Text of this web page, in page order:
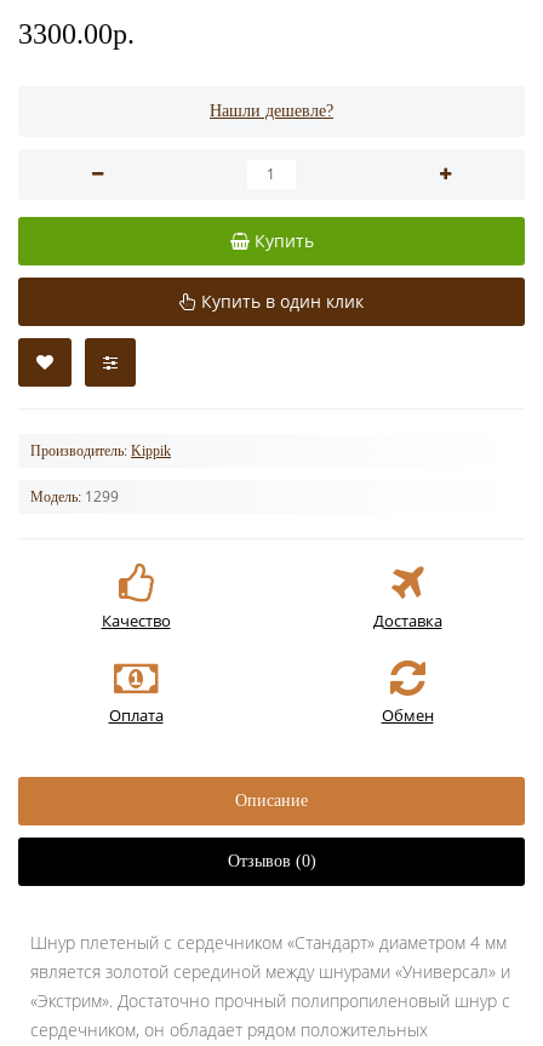
3300.00р.
Нашли дешевле?
Купить
Купить в один клик
Производитель: Kippik
Модель: 1299
Качество Доставка
Оплата Обмен
Описание
Отзывов (0)
Шнур плетеный с сердечником «Стандарт» диаметром 4 мм
является золотой серединой между шнурами «Универсал» и
«Экстрим». Достаточно прочный полипропиленовый шнур с
сердечником, он обладает рядом положительных